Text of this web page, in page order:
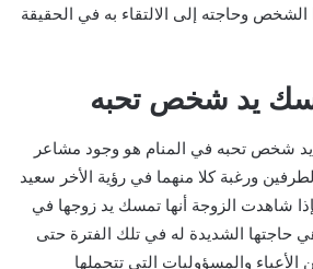
وحاجته إلى الالتقاء به في الحقيقة
يد شخص تحبه
شخص تحبه في المنام هو وجود مشاعر
ورغبة كلا منهما في رؤية الأخر سعيد
شاهدت الزوجة أنها تمسك يد زوجها في
هي حاجتها الشديدة له في تلك الفترة حتى
والمسؤوليات التي تتحملها